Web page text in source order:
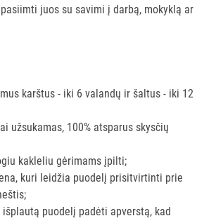
juos su savimi į darbą, mokyklą ar
karštus - iki 6 valandų ir šaltus - iki 12
užsukamas, 100% atsparus skysčių
kakleliu gėrimams įpilti;
kuri leidžia puodelį prisitvirtinti prie
puodelį padėti apverstą, kad